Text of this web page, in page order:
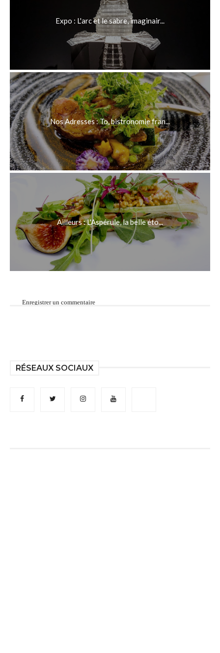
Expo : L'arc et le sabre, imaginair...
Nos Adresses : To, bistronomie fran...
Ailleurs : L'Aspérule, la belle éto...
Enregistrer un commentaire
RÉSEAUX SOCIAUX